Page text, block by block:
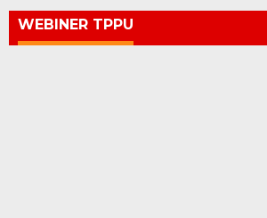
WEBINER TPPU